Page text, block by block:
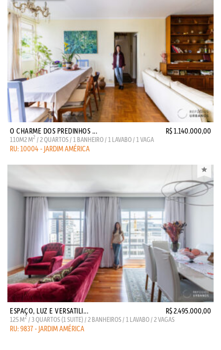
O CHARME DOS PREDINHOS ... R$ 1.140.000,00
110M2 M2 / 2 QUARTOS / 1 BANHEIRO / 1 LAVABO / 1 VAGA
RU: 10004 - JARDIM AMÉRICA
ESPAÇO, LUZ E VERSATILI... R$ 2.495.000,00
125 M2 / 3 QUARTOS (1 SUITE) / 2 BANHEIROS / 1 LAVABO / 2 VAGAS
RU: 9837 - JARDIM AMÉRICA